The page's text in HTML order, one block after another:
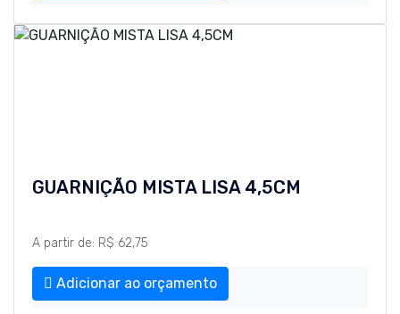
GUARNIÇÃO MISTA LISA 4,5CM
A partir de: R$ 62,75
Adicionar ao orçamento